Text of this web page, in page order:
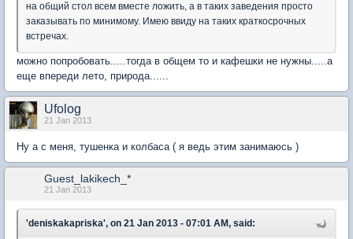
на общий стол всем вместе ложить, а в таких заведения просто
заказывать по минимому. Имею ввиду на таких краткосрочных
встречах.
можно попробовать.....тогда в общем то и кафешки не нужны.....а
еще впереди лето, природа......
Ufolog
21 Jan 2013
Ну а с меня, тушенка и колбаса ( я ведь этим занимаюсь )
Guest_lakikech_*
21 Jan 2013
'deniskakapriska', on 21 Jan 2013 - 07:01 AM, said: